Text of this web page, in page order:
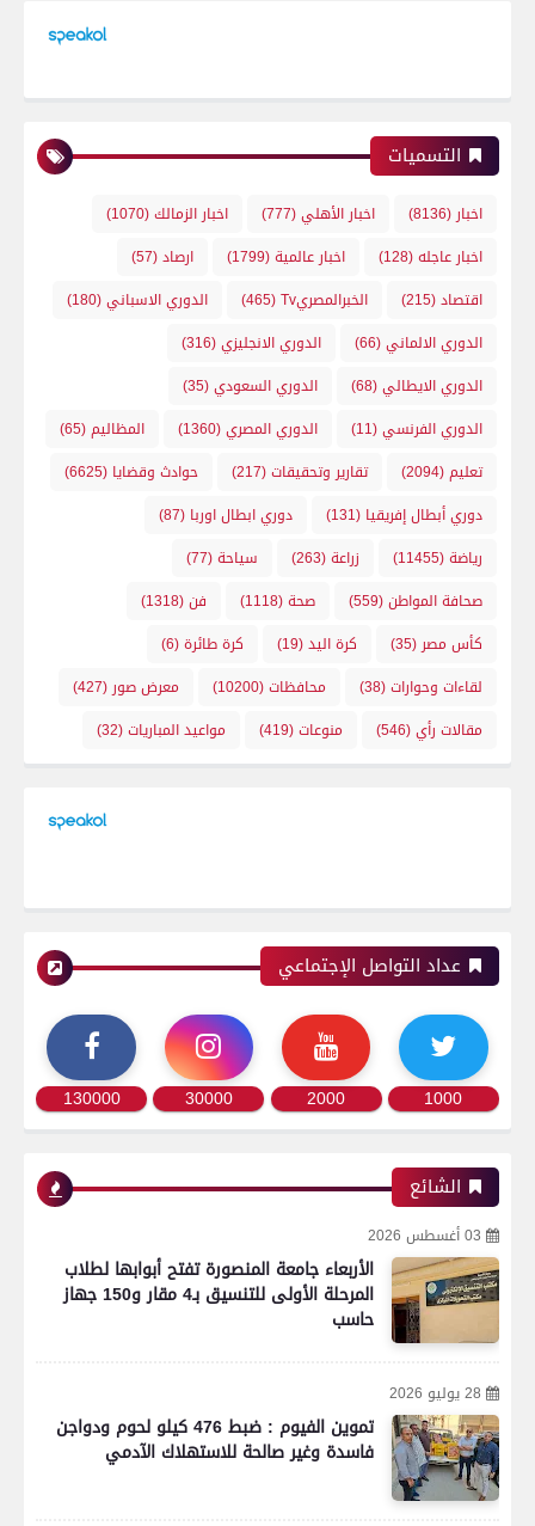
التسميات
اخبار (8136) اخبار الأهلي(777) اخبار الزمالك(1070)
اخبار عاجله(128) اخبار عالمية(1799) ارصاد(57)
اقتصاد(215) الخبرالمصريTv (465) الدوري الاسباني(180)
الدوري الالماني(66) الدوري الانجليزي(316)
الدوري الايطالي(68) الدوري السعودي(35)
الدوري الفرنسي(11) الدوري المصري(1360) المظاليم(65)
تعليم(2094) تقارير وتحقيقات(217) حوادث وقضايا (6625)
دوري أبطال إفريقيا (131) دوري ابطال اوربا (87)
رياضة(11455) زراعة(263) سياحة(77)
صحافة المواطن(559) صحة(1118) فن(1318)
كأس مصر (35) كرة اليد(19) كرة طائرة(6)
لقاءات وحوارات(38) محافظات(10200) معرض صور (427)
مقالات رأي(546) منوعات(419) مواعيد المباريات(32)
عداد التواصل الإجتماعي
1000
2000
30000
130000
الشائع
03 أغسطس 2026
الأربعاء جامعة المنصورة تفتح أبوابها لطلاب
المرحلة الأولى للتنسيق بـ4 مقار و150 جهاز
حاسب
28 يوليو 2026
تموين الفيوم : ضبط 476 كيلو لحوم ودواجن
فاسدة وغير صالحة للاستهلاك الآدمي